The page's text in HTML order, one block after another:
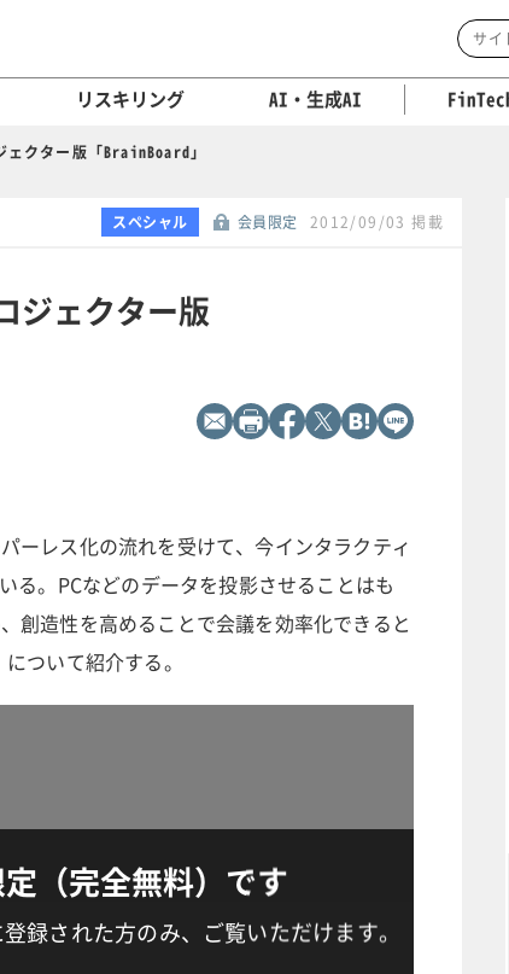
リスキリング AI・生成AI
ェクター版「BrainBoard」
スペシャル 会員限定 2012/09/03 掲載
ジェクター版
ーレス化の流れを受けて、今インタラクティ
る。PCなどのデータを投影させることはも
創造性を高めることで会議を効率化できると
ついて紹介する。
（完全無料）です
録された方のみ、ご覧いただけます。